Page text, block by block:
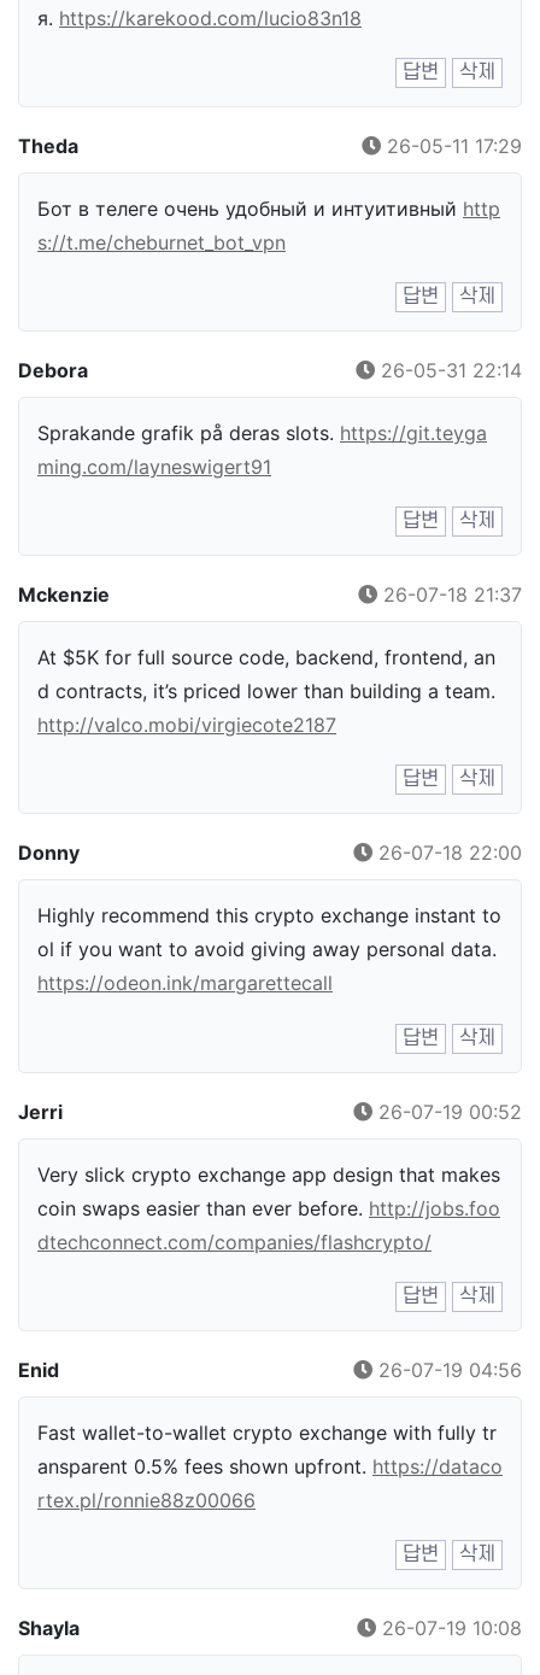
я. https://karekood.com/lucio83n18
답변 삭제
Theda 26-05-11 17:29
Бот в телеге очень удобный и интуитивный http
s://t.me/cheburnet_bot_vpn
답변 삭제
Debora 26-05-31 22:14
Sprakande grafik på deras slots. https://git.teyga
ming.com/layneswigert91
답변 삭제
Mckenzie 26-07-18 21:37
At $5K for full source code, backend, frontend, an
d contracts, it’s priced lower than building a team.
http://valco.mobi/virgiecote2187
답변 삭제
Donny 26-07-18 22:00
Highly recommend this crypto exchange instant to
ol if you want to avoid giving away personal data.
https://odeon.ink/margarettecall
답변 삭제
Jerri 26-07-19 00:52
Very slick crypto exchange app design that makes
coin swaps easier than ever before. http://jobs.foo
dtechconnect.com/companies/flashcrypto/
답변 삭제
Enid 26-07-19 04:56
Fast wallet-to-wallet crypto exchange with fully tr
ansparent 0.5% fees shown upfront. https://dataco
rtex.pl/ronnie88z00066
답변 삭제
Shayla 26-07-19 10:08